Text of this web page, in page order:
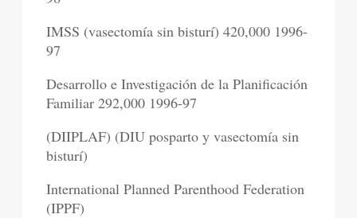
IMSS (vasectomía sin bisturí) 420,000 1996-
97
Desarrollo e Investigación de la Planificación
Familiar 292,000 1996-97
(DIIPLAF) (DIU posparto y vasectomía sin
bisturí)
International Planned Parenthood Federation
(IPPF)